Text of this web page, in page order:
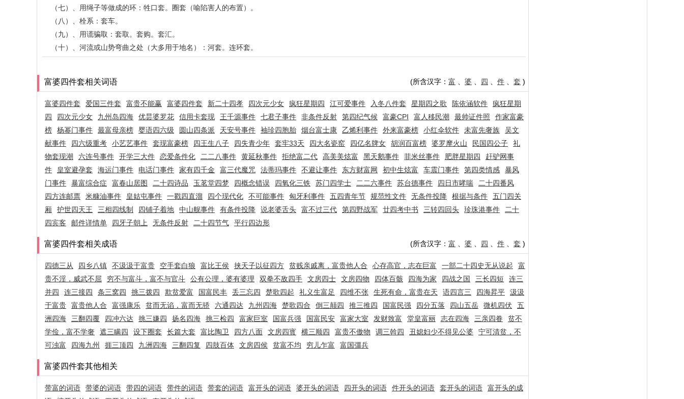
（七）、用绳子等做成的环：牲口套。圈套（喻陷害人的布置）。
（八）、栓系：套车。
（九）、用谎骗取：套取。套购。套汇。
（十）、河流或山势弯曲之处（大多用于地名）：河套。连环套。
富婆四件套相关词语 (所含汉字： 富 婆 四 件 套 )
富婆四件套 爱国三件套 富贵不能赢 富婆四件套 新二十四孝 四次元少女 疯狂星期四 江可爱事件 入冬八件套 星期四之歌 陈依涵软件
疯狂星期
四
四次元少女 九州岛四海 优昙婆罗花 信用卡套现 王千源事件 七君子事件 非条件反射 第四纪气候 富豪CPI 富人移民潮 最帅证件照
作家富豪
榜
杨幂门事件 最富母亲榜 婴语四六级 圆山四条派 天安号事件 袖珍四胞胎 烟台富士康 乙烯利事件 外来富豪榜 小红伞软件 未富先奢族
吴文
献事件
四六级重考 小艺艺事件 套现富豪榜 四王生八子 四失青少年 套牢33天 四大名瓷窑 四亿名牌女 胡润百富榜 婆罗摩火山 民国四公子
礼
物套现潮
六连号事件 开学三大件 恋爱条件化 二二八事件 黄延秋事件 拒绝富二代 高美美炫富 黑天鹅事件 菲米丝事件 肥胖星期四
赶驴网事
件
皇室避孕套 海运门事件 电话门事件 家有四千金 富三代魔咒 法蒂玛事件 不避让事件 东方财富网 初中生炫富 车震门事件 第四类情感
暴风
门事件
暴富综合症 富春山居图 二十四诗品 玉茗堂四梦 四概念错误 四氧化三铁 苏门四学士 二二六事件 苏台德事件 四日市哮喘
二十四番风
四方连邮票
米糠油事件 皇姑屯事件 一戳四直溜 四个现代化 不可能事件 匈牙利事件 五四青年节 规范性文件 无条件投降 根据与条件
五门四关
厢
护世四天王 三相四线制 四铺子着地 中山舰事件 有条件投降 说老婆舌头 富不过三代 第四野战军 廿四考中书 三转四回头 珍珠港事件
二十
四宾客
邮件详情单 四牙子朝上 无条件反射 二十四节气 平行四边形
富婆四件套相关成语 (所含汉字： 富 婆 四 件 套 )
四德三从 四乡八镇 不汲汲于富贵 空手套白狼 富比王侯 挟天子以征四方 贫贱亲戚离，富贵他人合 心存高官，志在巨富 一部二十四史无从说起
富
贵不淫，威武不屈
穷不与富斗，富不与官斗 公有公理，婆有婆理 双拳不敌四手 文房四士 文房四物 四体百骸 四海为家 四战之国 三长四短
连三
并四
连三接四 条三窝四 挑三拨四 欺贫爱富 国富民丰 丢三忘四 楚歌四起 礼义生富足 四维不张 生死有命，富贵在天 语四言三 四海昇平
汲汲
于富贵
富贵他人合 富强康乐 贫而无谄，富而无骄 六通四达 九州四海 楚歌四合 倒三颠四 推三推四 国富民强 四分五落 四山五岳 微机四伏
五
洲四海
三翻四覆 四冲六达 挑三嫌四 扬名四海 挑三检四 富家巨室 国富兵强 国富民安 富家大室 发财致富 堂皇富丽 志在四海 三亲四眷
贫不
学俭，富不学奢
遮三瞒四 设下圈套 长篇大套 富比陶卫 四方八面 文房四寳 横三顺四 富贵不傲物 调三斡四 丑媳妇少不得见公婆
宁可清贫，不
可浊富
四海九州 捱三顶四 九洲四海 三翻四复 四肢百体 文房四侯 贫富不均 穷儿乍富 富国彊兵
富婆四件套其他相关
带富的词语 带婆的词语 带四的词语 带件的词语 带套的词语 富开头的词语 婆开头的词语 四开头的词语 件开头的词语 套开头的词语
富开头的成